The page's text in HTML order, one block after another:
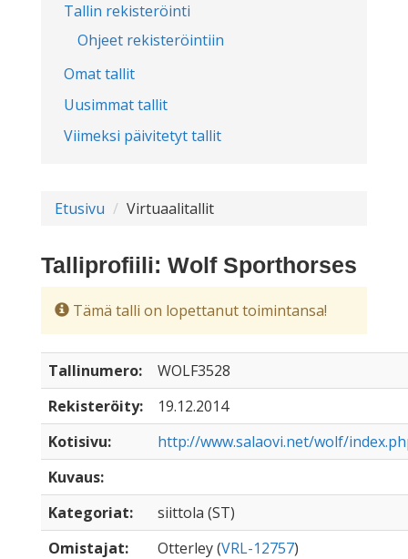
Tallin rekisteröinti
Ohjeet rekisteröintiin
Omat tallit
Uusimmat tallit
Viimeksi päivitetyt tallit
Etusivu Virtuaalitallit
Talliprofiili: Wolf Sporthorses
Tämä talli on lopettanut toimintansa!
Tallinumero:
WOLF3528
Rekisteröity:
19.12.2014
Kotisivu:
http://www.salaovi.net/wolf/
Kuvaus:
Kategoriat:
siittola (ST)
Omistajat:
Otterley (VRL-12757)